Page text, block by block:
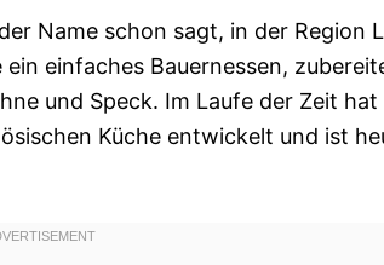
Name schon sagt, in der Region
einfaches Bauernessen,
und Speck. Im Laufe der Zeit hat
Küche entwickelt und ist